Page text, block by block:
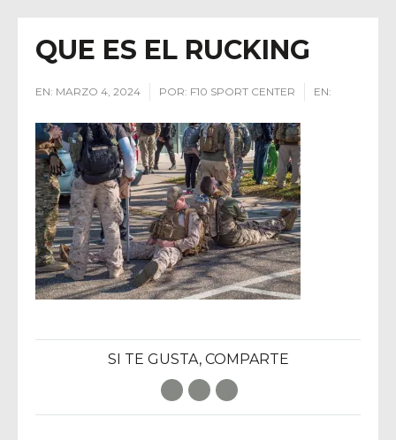
QUE ES EL RUCKING
EN: MARZO 4, 2024 POR: F10 SPORT CENTER EN:
SI TE GUSTA, COMPARTE
Facebook
TwitterE-Mail